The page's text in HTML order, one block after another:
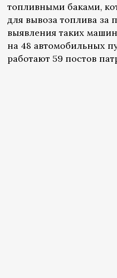
топливными баками,
для вывоза топлива за
выявления таких машин
на 48 автомобильных
работают 59 постов